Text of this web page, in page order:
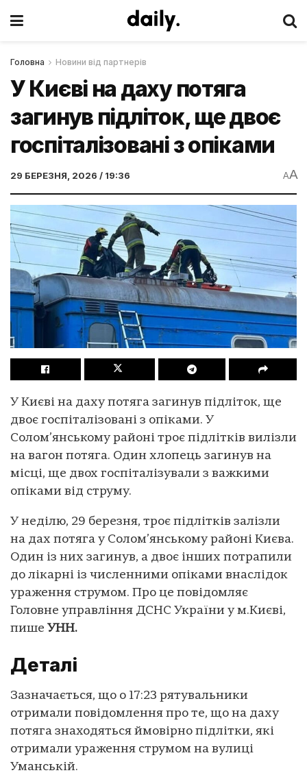
Головна Новини від партнерів
У Києві на даху потяга
загинув підліток, ще двоє
госпіталізовані з опіками
29 БЕРЕЗНЯ, 2026 / 19:36 AA
У Києві на даху потяга загинув підліток, ще
двоє госпіталізовані з опіками. У
Солом’янському районі троє підлітків вилізли
на вагон потяга. Один хлопець загинув на
місці, ще двох госпіталізували з важкими
опіками від струму.
У неділю, 29 березня, троє підлітків залізли
на дах потяга у Солом’янському районі Києва.
Один із них загинув, а двоє інших потрапили
до лікарні із численними опіками внаслідок
ураження струмом. Про це повідомляє
Головне управління ДСНС України у м.Києві,
пише УНН.
Деталі
Зазначається, що о 17:23 рятувальники
отримали повідомлення про те, що на даху
потяга знаходяться ймовірно підлітки, які
отримали ураження струмом на вулиці
Уманській.